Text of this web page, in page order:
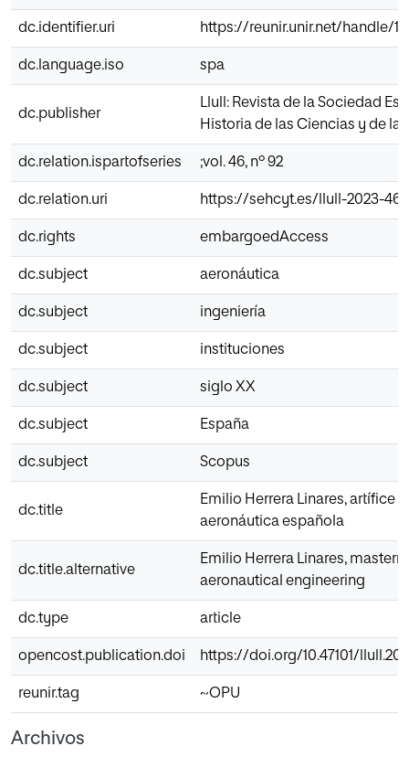
dc.identifier.uri https://reunir.unir.net/handle/
dc.language.iso spa
dc.publisher
Llull: Revista de la Sociedad
Historia de las Ciencias y de
dc.relation.ispartofseries ;vol. 46, nº 92
dc.relation.uri https://sehcyt.es/llull-2023-
dc.rights embargoedAccess
dc.subject aeronáutica
dc.subject ingeniería
dc.subject instituciones
dc.subject siglo XX
dc.subject España
dc.subject Scopus
dc.title
Emilio Herrera Linares, artífice
aeronáutica española
dc.title.alternative
Emilio Herrera Linares,
aeronautical engineering
dc.type article
opencost.publication.doi https://doi.org/10.47101/
reunir.tag ~OPU
Archivos